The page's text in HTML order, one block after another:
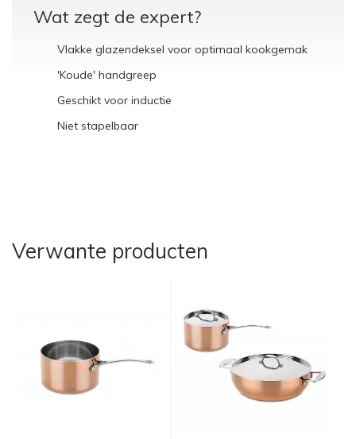
Wat zegt de expert?
Vlakke glazendeksel voor optimaal kookgemak
'Koude' handgreep
Geschikt voor inductie
Niet stapelbaar
Verwante producten